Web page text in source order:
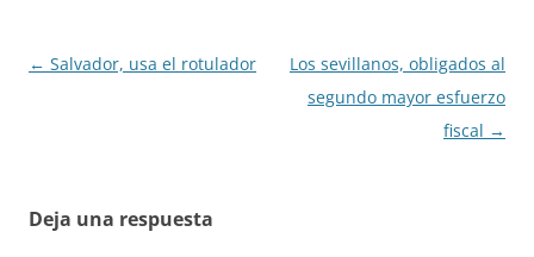
Navegación
← Salvador, usa el rotulador
Los sevillanos, obligados al
segundo mayor esfuerzo
fiscal →
Deja una respuesta